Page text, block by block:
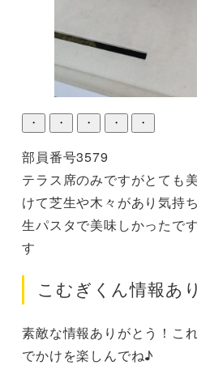
・ ・ ・ ・ ・
部員番号3579
テラス席のみですがとても
けて芝生や木々があり気持
生パスタで美味しかったで
す
こむぎくん情報あ
素敵な情報ありがとう！こ
でかけを楽しんでね♪